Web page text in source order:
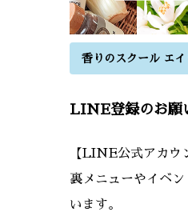
香りのスクール エ
LINE登録のお願
【LINE公式アカウ
裏メニューやイベ
います。